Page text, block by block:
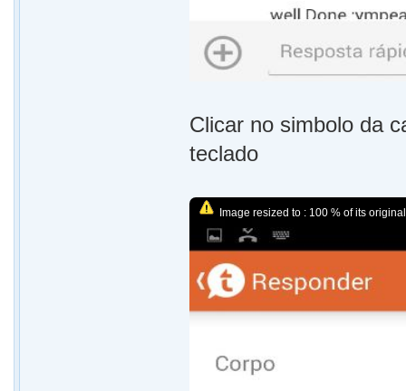
Clicar no simbolo da
teclado
Image resized to : 100 % of its